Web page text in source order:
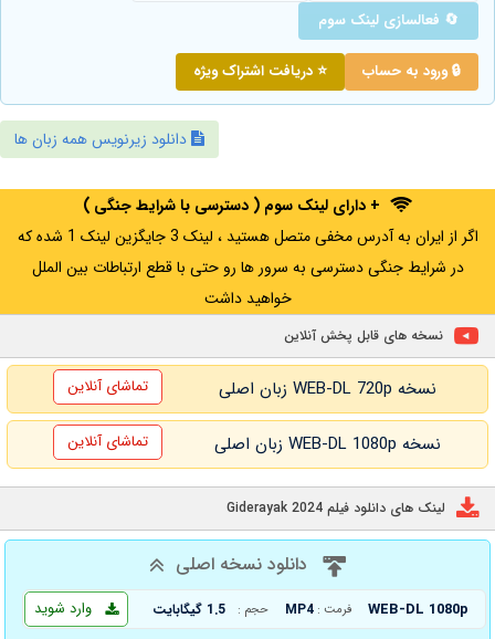
🔄 فعالسازی لینک سوم
🔒 ورود به حساب ⭐ دریافت اشتراک ویژه
دانلود زیرنویس همه زبان ها
+ دارای لینک سوم ( دسترسی با شرایط جنگی )
اگر از ایران به آدرس مخفی متصل هستید ، لینک 3 جایگزین لینک 1 شده که
در شرایط جنگی دسترسی به سرور ها رو حتی با قطع ارتباطات بین الملل
خواهید داشت
نسخه های قابل پخش آنلاین
نسخه WEB-DL 720p زبان اصلی تماشای آنلاین
نسخه WEB-DL 1080p زبان اصلی تماشای آنلاین
لینک های دانلود فیلم Giderayak 2024
دانلود نسخه اصلی
WEB-DL 1080p فرمت : MP4 حجم : 1.5 گیگابایت وارد شوید